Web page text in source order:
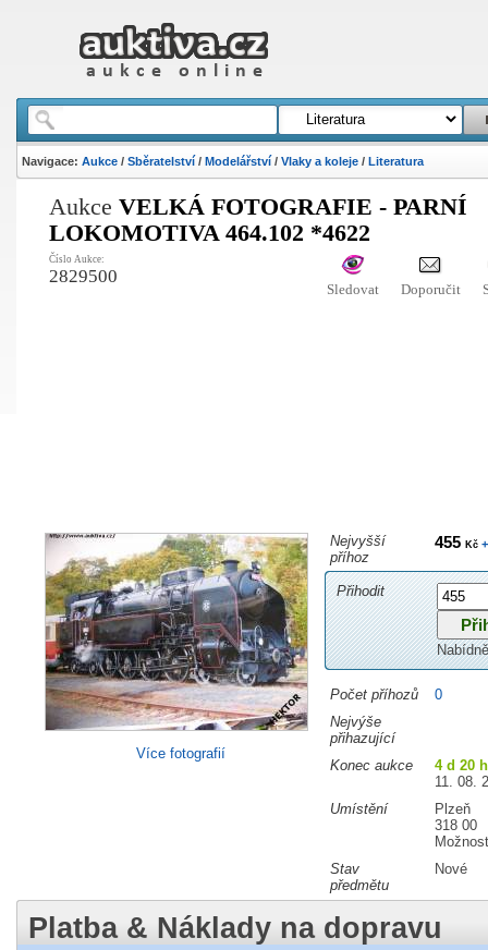
Navigace: Aukce/ Sběratelství/ Modelářství/ Vlaky a koleje/ Literatura
Aukce VELKÁ FOTOGRAFIE - PARNÍ
LOKOMOTIVA 464.102 *4622
Číslo Aukce:
2829500
Sledovat Doporučit
Více fotografií
Nejvyšší
příhoz
455 Kč+
Přihodit
Počet příhozů
0
Nejvýše
přihazující
Konec aukce
4 d 20
11. 08.
Umístění
Plzeň
318 00
Stav
předmětu
Nové
Platba & Náklady na dopravu